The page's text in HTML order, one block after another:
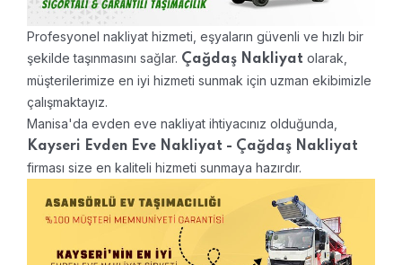
Profesyonel nakliyat hizmeti, eşyaların güvenli ve hızlı bir
şekilde taşınmasını sağlar. Çağdaş Nakliyat olarak,
müşterilerimize en iyi hizmeti sunmak için uzman ekibimizle
çalışmaktayız.
Manisa'da evden eve nakliyat ihtiyacınız olduğunda,
Kayseri Evden Eve Nakliyat - Çağdaş Nakliyat
firması size en kaliteli hizmeti sunmaya hazırdır.